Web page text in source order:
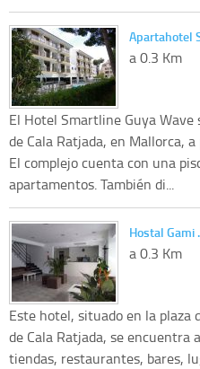
Apartahotel
a 0.3 Km
El Hotel Smartline Guya
de Cala Ratjada, en Mallorca,
El complejo cuenta con una
apartamentos. También di...
Hostal Gami
a 0.3 Km
Este hotel, situado en la plaza
de Cala Ratjada, se encuentra
tiendas, restaurantes, bares,